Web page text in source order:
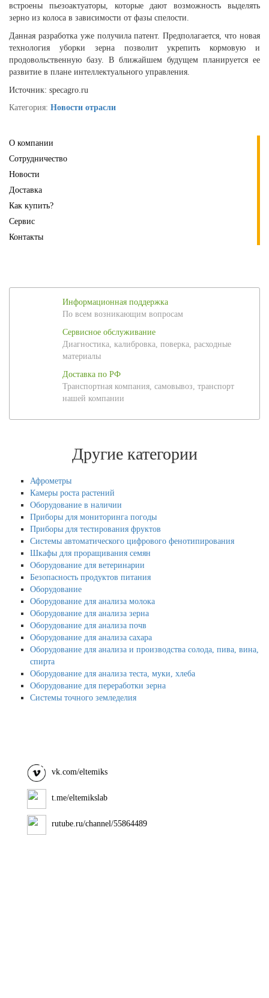
встроены пьезоактуаторы, которые дают возможность выделять
зерно из колоса в зависимости от фазы спелости.
Данная разработка уже получила патент. Предполагается, что новая
технология уборки зерна позволит укрепить кормовую и
продовольственную базу. В ближайшем будущем планируется ее
развитие в плане интеллектуального управления.
Источник: specagro.ru
Категория: Новости отрасли
О компании
Сотрудничество
Новости
Доставка
Как купить?
Сервис
Контакты
Информационная поддержка
По всем возникающим вопросам
Сервисное обслуживание
Диагностика, калибровка, поверка, расходные
материалы
Доставка по РФ
Транспортная компания, самовывоз, транспорт
нашей компании
Другие категории
Афрометры
Камеры роста растений
Оборудование в наличии
Приборы для мониторинга погоды
Приборы для тестирования фруктов
Системы автоматического цифрового фенотипирования
Шкафы для проращивания семян
Оборудование для ветеринарии
Безопасность продуктов питания
Оборудование
Оборудование для анализа молока
Оборудование для анализа зерна
Оборудование для анализа почв
Оборудование для анализа сахара
Оборудование для анализа и производства солода, пива, вина,
спирта
Оборудование для анализа теста, муки, хлеба
Оборудование для переработки зерна
Системы точного земледелия
vk.com/eltemiks
t.me/eltemikslab
rutube.ru/channel/55864489